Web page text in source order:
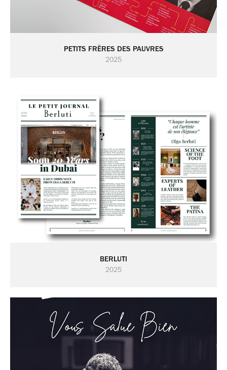
PETITS FRÈRES DES PAUVRES
2025
BERLUTI
2025